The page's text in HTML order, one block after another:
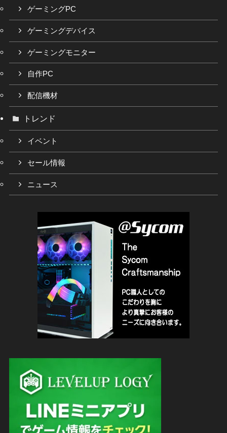
ゲーミングPC
ゲーミングデバイス
ゲーミングモニター
自作PC
配信機材
トレンド
イベント
セール情報
ニュース